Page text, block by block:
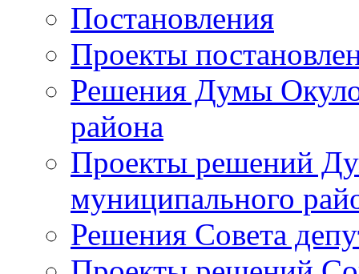
Постановления
Проекты
Решения Думы
района
Проекты решений
муниципального
Решения Совета